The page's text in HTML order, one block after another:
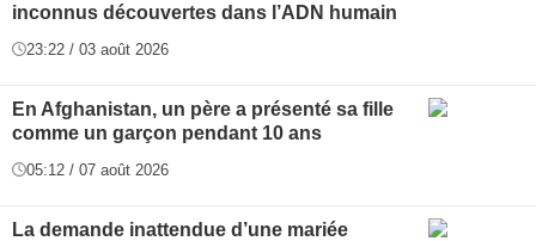
inconnus découvertes dans l’ADN humain
23:22 / 03 août 2026
En Afghanistan, un père a présenté sa fille
comme un garçon pendant 10 ans
05:12 / 07 août 2026
La demande inattendue d’une mariée